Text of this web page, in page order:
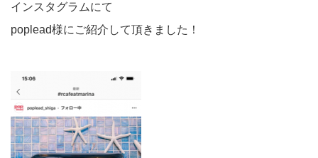
インスタグラムにて
poplead様にご紹介して頂きました！